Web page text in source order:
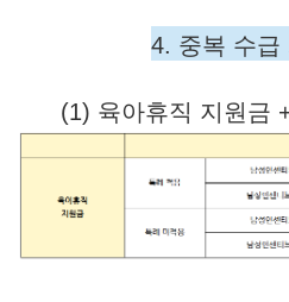
4. 중복 수급
(1) 육아휴직 지원금